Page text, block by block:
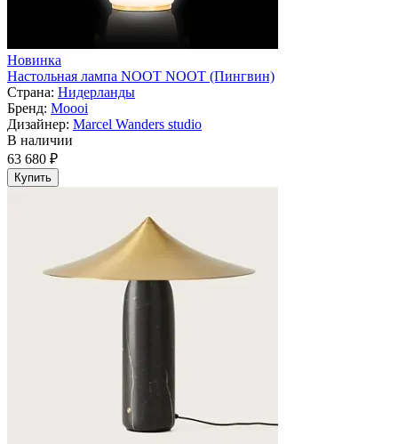
Новинка
Настольная лампа NOOT NOOT (Пингвин)
Страна: Нидерланды
Бренд: Moooi
Дизайнер: Marcel Wanders studio
В наличии
63 680 ₽
Купить